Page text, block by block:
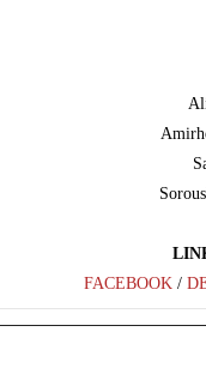
FACEBOOK /